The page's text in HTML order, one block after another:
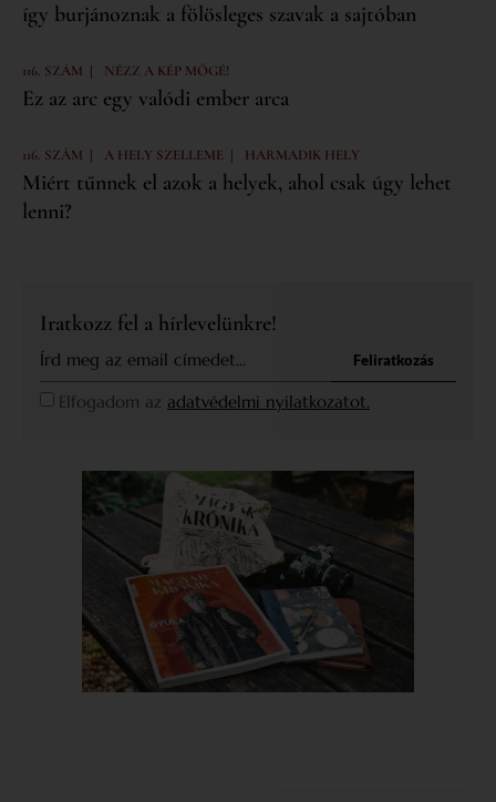
így burjánoznak a fölösleges szavak a sajtóban
116. SZÁM | NÉZZ A KÉP MÖGÉ!
Ez az arc egy valódi ember arca
116. SZÁM | A HELY SZELLEME | HARMADIK HELY
Miért tűnnek el azok a helyek, ahol csak úgy lehet
lenni?
Iratkozz fel a hírlevelünkre!
Elfogadom az adatvédelmi nyilatkozatot.
Feliratkozás